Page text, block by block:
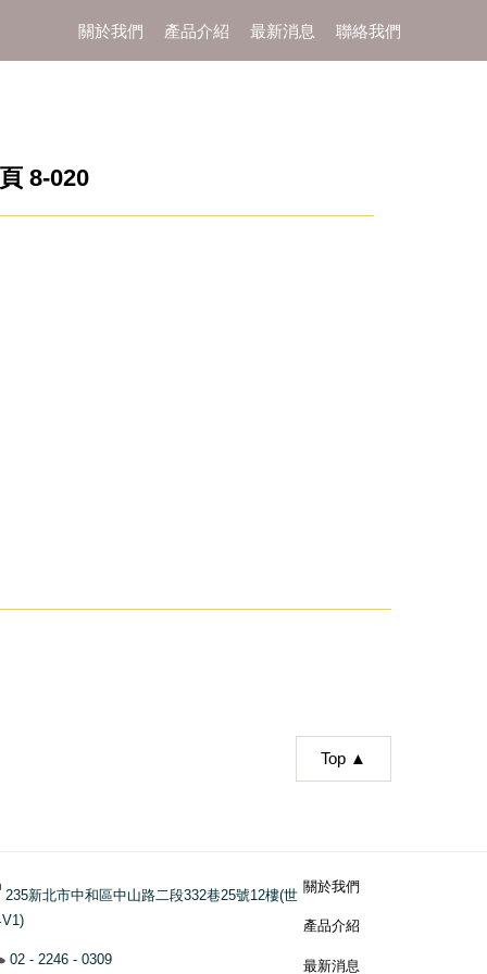
關於我們 產品介紹 最新消息 聯絡我們
8-020
Top ▲
235新北市中和區中山路二段332巷25號12樓(世
02 - 2246 - 0309
關於我們
產品介紹
最新消息